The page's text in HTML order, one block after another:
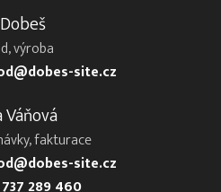
výroba
site.cz
fakturace
site.cz
289 460